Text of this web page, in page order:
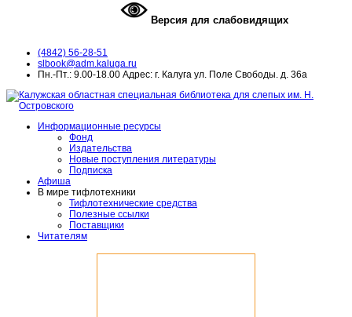
Версия для слабовидящих
(4842) 56-28-51
slbook@adm.kaluga.ru
Пн.-Пт.: 9.00-18.00 Адрес: г. Калуга ул. Поле Свободы. д. 36а
Информационные ресурсы
Фонд
Издательства
Новые поступления литературы
Подписка
Афиша
В мире тифлотехники
Тифлотехнические средства
Полезные ссылки
Поставщики
Читателям